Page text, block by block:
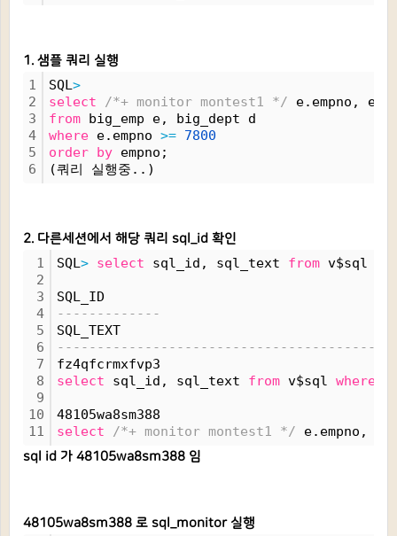
1. 샘플 쿼리 실행
1
2
3
4
5
6
SQL>
select
/*+ monitor montest1 */ e.empno,
from big_emp e, big_dept d
where e.empno >= 7800
order by empno;
(쿼리 실행중..)
2. 다른세션에서 해당 쿼리 sql_id 확인
1
2
3
4
5
6
7
8
9
10
11
SQL> select sql_id, sql_text from v$sql
SQL_ID
-------------
SQL_TEXT
fz4qfcrmxfvp3
select sql_id, sql_text from v$sql where
48105wa8sm388
select
/*+ monitor montest1 */ e.empno,
sql id 가 48105wa8sm388 임
48105wa8sm388 로 sql_monitor 실행